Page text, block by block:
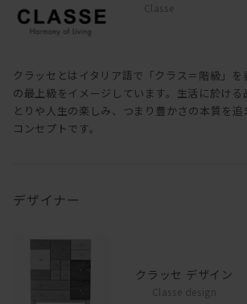
Classe
クラッセとはイタリア語で「クラス＝階級」を
の最上級をイメージしています。生活に於け
とりや人生の楽しみ、つまり豊かさの本質を
コンセプトです。
デザイナー
クラッセ デザイン
Classe design